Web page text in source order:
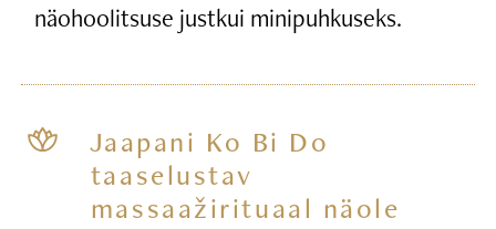
näohoolitsuse justkui minipuhkuseks.
Jaapani Ko Bi Do
taaselustav
massaažirituaal näole